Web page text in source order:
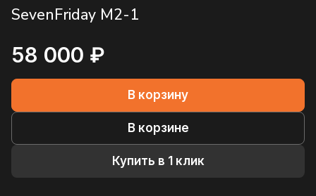
SevenFriday M2-1
58 000 ₽
В корзину
В корзине
Купить в 1 клик